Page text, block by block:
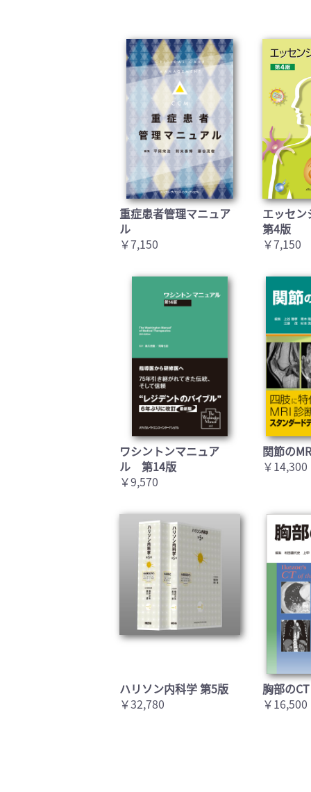
重症患者管理マニュア
ル
￥7,150
エッセン
第4版
￥7,150
ワシントンマニュア
ル 第14版
￥9,570
関節の
￥14,300
ハリソン内科学 第5版
￥32,780
胸部の
￥16,500